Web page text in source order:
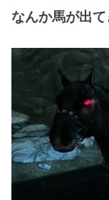
なんか馬が出て